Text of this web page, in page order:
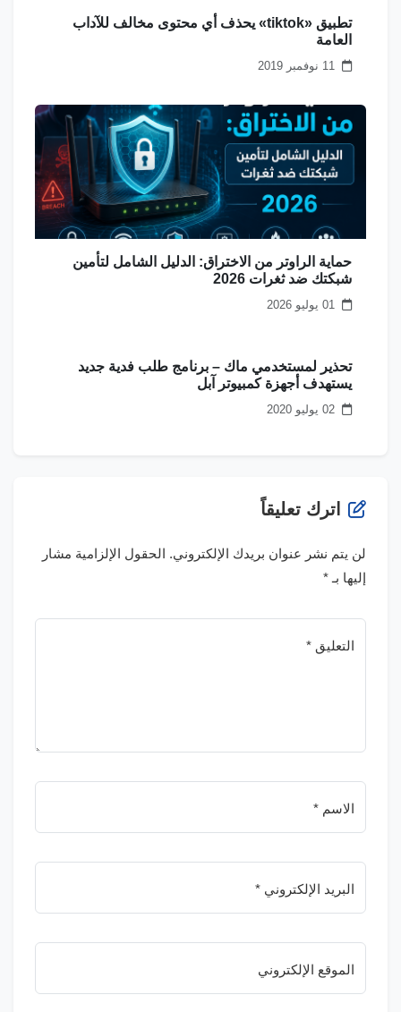
تطبيق «tiktok» يحذف أي محتوى مخالف للآداب
العامة
حماية الراوتر من الاختراق: الدليل الشامل لتأمين
شبكتك ضد ثغرات 2026
تحذير لمستخدمي ماك – برنامج طلب فدية جديد
يستهدف أجهزة كمبيوتر آبل
اترك تعليقاً
لن يتم نشر عنوان بريدك الإلكتروني. الحقول الإلزامية مشار
إليها بـ *
التعليق *
الاسم *
البريد الإلكتروني *
الموقع الإلكتروني